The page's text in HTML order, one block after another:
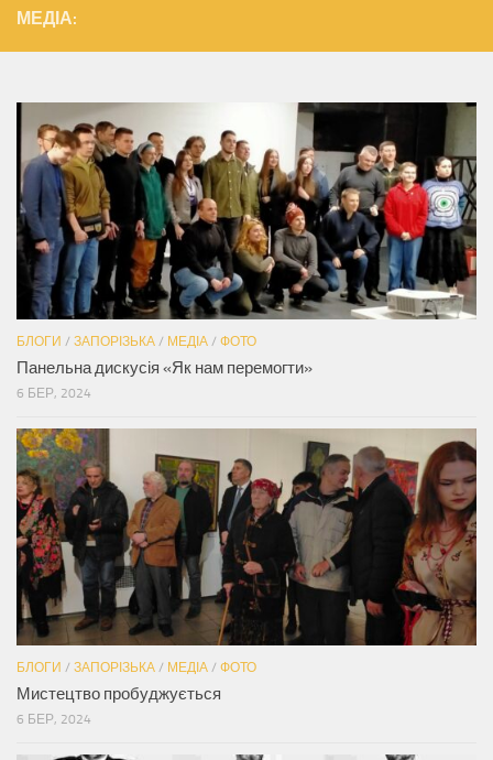
МЕДІА:
БЛОГИ / ЗАПОРІЗЬКА / МЕДІА / ФОТО
Панельна дискусія «Як нам перемогти»
6 БЕР, 2024
БЛОГИ / ЗАПОРІЗЬКА / МЕДІА / ФОТО
Мистецтво пробуджується
6 БЕР, 2024